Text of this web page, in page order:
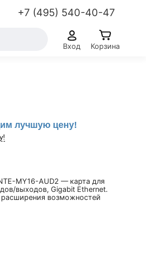
+7 (495) 540-40-47
Вход Корзина
лучшую цену!
MY16-AUD2 — карта для
выходов, Gigabit Ethernet.
возможностей